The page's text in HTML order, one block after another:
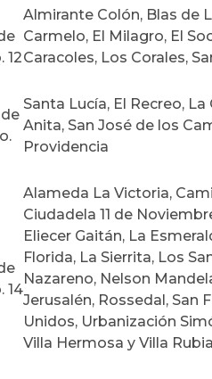
12
Almirante Colón, Blas de
Carmelo, El Milagro, El
Caracoles, Los Corales,
Santa Lucía, El Recreo,
Anita, San José de los
Providencia
14
Alameda La Victoria,
Ciudadela 11 de
Eliecer Gaitán, La
Florida, La Sierrita, Los
Nazareno, Nelson
Jerusalén, Rossedal, San
Unidos, Urbanización
Villa Hermosa y Villa